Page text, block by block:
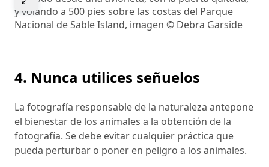
y volando a 500 pies sobre las costas del Parque
Nacional de Sable Island, imagen © Debra Garside
4. Nunca utilices señuelos
La fotografía responsable de la naturaleza antepone
el bienestar de los animales a la obtención de la
fotografía. Se debe evitar cualquier práctica que
pueda perturbar o poner en peligro a los animales.